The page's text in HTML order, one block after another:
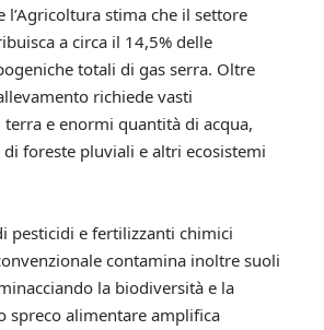
l’Agricoltura stima che il settore
a circa il 14,5% delle
totali di gas serra. Oltre
richiede vasti
e enormi quantità di acqua,
di foreste pluviali e altri ecosistemi
pesticidi e fertilizzanti chimici
contamina inoltre suoli
la biodiversità e la
spreco alimentare amplifica